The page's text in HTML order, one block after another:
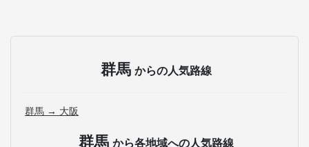
群馬 からの人気路線
群馬 → 大阪
群馬 から各地域への人気路線